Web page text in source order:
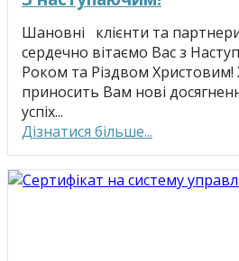
Шановні клієнти та
сердечно вітаємо Вас з
Роком та Різдвом Христовим!
приносить Вам нові
успіх...
Дізнатися більше...